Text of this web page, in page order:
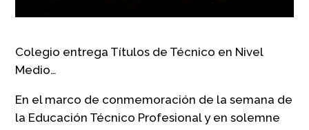
Colegio entrega Títulos de Técnico en Nivel
Medio…
En el marco de conmemoración de la semana de
la Educación Técnico Profesional y en solemne